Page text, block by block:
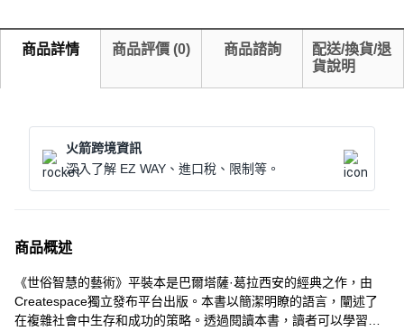
商品詳情 商品評價 (0) 商品諮詢
配送/換貨/退
貨說明
火箭跨境資訊
深入了解 EZ WAY、進口稅、限制等。
商品概述
《世俗智慧的藝術》平裝本是巴爾塔薩·葛拉西安的經典之作，由
Createspace獨立發布平台出版。本書以簡潔明瞭的語言，闡述了
在複雜社會中生存和成功的策略。透過閱讀本書，讀者可以學習到